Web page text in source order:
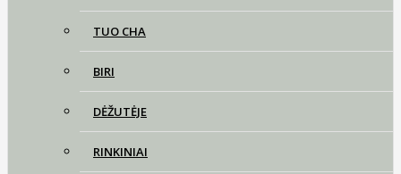
TUO CHA
BIRI
DĖŽUTĖJE
RINKINIAI